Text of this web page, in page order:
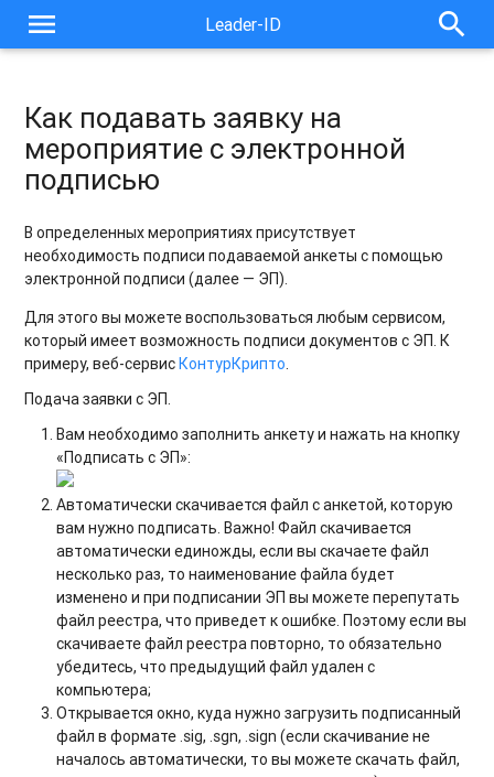
menu Leader-ID search
Как подавать заявку на
мероприятие с электронной
подписью
В определенных мероприятиях присутствует
необходимость подписи подаваемой анкеты с помощью
электронной подписи (далее — ЭП).
Для этого вы можете воспользоваться любым сервисом,
который имеет возможность подписи документов с ЭП. К
примеру, веб-сервисКонтурКрипто.
Подача заявки с ЭП.
Вам необходимо заполнить анкету и нажать на кнопку
«Подписать с ЭП»:
Автоматически скачивается файл с анкетой, которую
вам нужно подписать. Важно! Файл скачивается
автоматически единожды, если вы скачаете файл
несколько раз, то наименование файла будет
изменено и при подписании ЭП вы можете перепутать
файл реестра, что приведет к ошибке. Поэтому если вы
скачиваете файл реестра повторно, то обязательно
убедитесь, что предыдущий файл удален с
компьютера;
Открывается окно, куда нужно загрузить подписанный
файл в формате .sig, .sgn, .sign (если скачивание не
началось автоматически, то вы можете скачать файл,